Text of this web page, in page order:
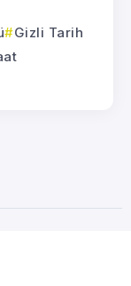
Gizli Tarih